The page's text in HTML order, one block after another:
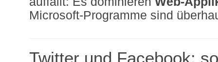
Microsoft-Programme sind
Twitter und Facebook: